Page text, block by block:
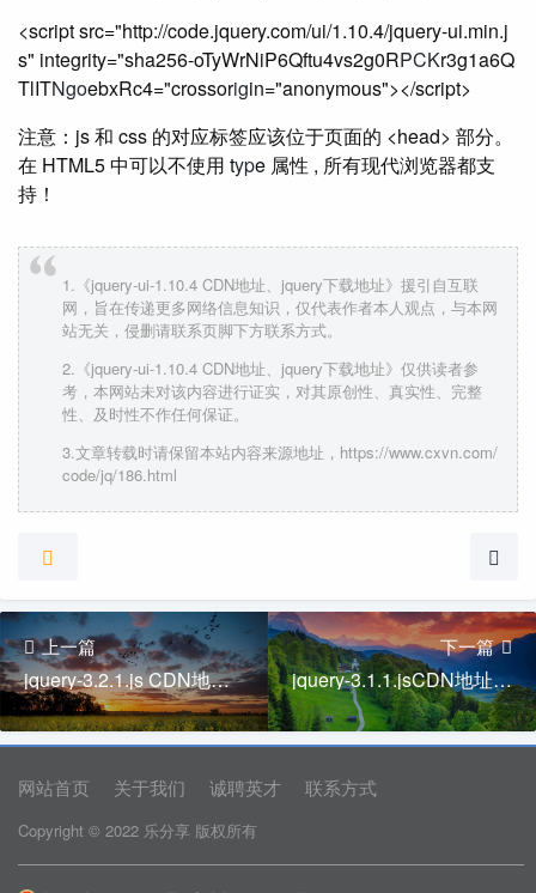
<script src="http://code.jquery.com/ui/1.10.4/jquery-ui.min.j
s" integrity="sha256-oTyWrNiP6Qftu4vs2g0RPCKr3g1a6Q
TlITNgoebxRc4="crossorigin="anonymous"></script>
注意：js 和 css 的对应标签应该位于页面的 <head> 部分。
在 HTML5 中可以不使用 type 属性 , 所有现代浏览器都支
持！
1.《jquery-ui-1.10.4 CDN地址、jquery下载地址》援引自互联
网，旨在传递更多网络信息知识，仅代表作者本人观点，与本网
站无关，侵删请联系页脚下方联系方式。
2.《jquery-ui-1.10.4 CDN地址、jquery下载地址》仅供读者参
考，本网站未对该内容进行证实，对其原创性、真实性、完整
性、及时性不作任何保证。
3.文章转载时请保留本站内容来源地址，https://www.cxvn.com/
code/jq/186.html
上一篇
jquery-3.2.1.js CDN地址、jquery下载地址
下一篇
jquery-3.1.1.jsCDN地址、jquery下载地址
网站首页 关于我们 诚聘英才 联系方式
Copyright © 2022 乐分享 版权所有